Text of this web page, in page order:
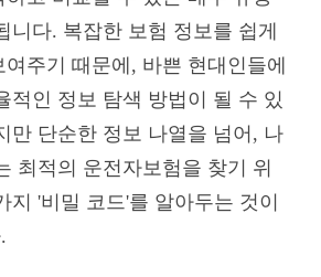
니다. 복잡한 보험 정보를 쉽게
주기 때문에, 바쁜 현대인들에
적인 정보 탐색 방법이 될 수 있
만 단순한 정보 나열을 넘어, 나
최적의 운전자보험을 찾기 위
지 '비밀 코드'를 알아두는 것이